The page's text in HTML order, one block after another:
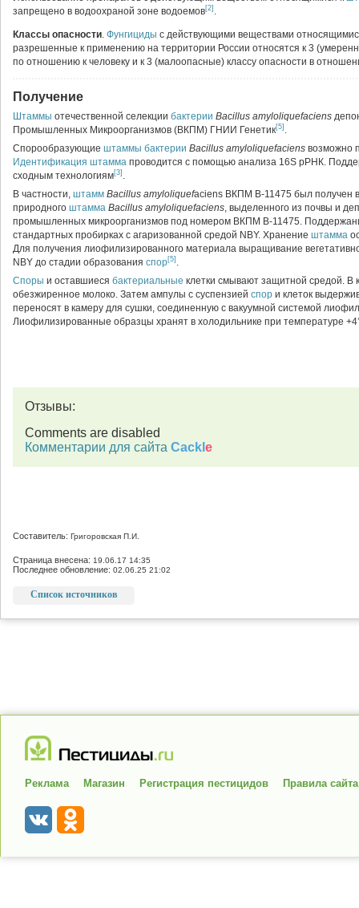
запрещено в водоохраной зоне водоемов[2] .
Классы опасности. Фунгициды с действующими веществами
разрешенные к применению на территории России относятся к 3
по отношению к человеку и к 3 (малоопасные) классу опасности в
Получение
Штаммы отечественной селекции бактерии Bacillus amyloliquefaciens
Промышленных Микроорганизмов (ВКПМ) ГНИИ Генетик[5] .
Спорообразующие штаммы бактерии Bacillus amyloliquefaciens возможно
Идентификация штамма проводится с помощью анализа 16S рРНК.
сходным технологиям[3] .
В частности, штамм Bacillus amyloliquefaciens ВКПМ В-11475 был получен в
природного штамма Bacillus amyloliquefaciens, выделенного из почвы и
промышленных микроорганизмов под номером ВКПМ В-11475.
стандартных пробирках с агаризованной средой NBY. Хранение штамма
Для получения лиофилизированного материала выращивание
NBY до стадии образования спор[5] .
Споры и оставшиеся бактериальные клетки смывают защитной средой. В
обезжиренное молоко. Затем ампулы с суспензией спор и клеток
переносят в камеру для сушки, соединенную с вакуумной системой
Лиофилизированные образцы хранят в холодильнике при температуре
Отзывы:
Comments are disabled
Комментарии для сайта Cackl e
Составитель: Григоровская П.И.
Страница внесена: 19.06.17 14:35
Последнее обновление: 02.06.25 21:02
Список источников
Реклама Магазин Регистрация пестицидов Правила сайта